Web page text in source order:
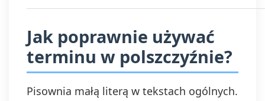
Jak poprawnie używać
terminu w polszczyźnie?
Pisownia małą literą w tekstach ogólnych.